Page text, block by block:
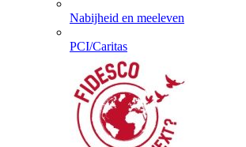
Nabijheid en meeleven
PCI/Caritas